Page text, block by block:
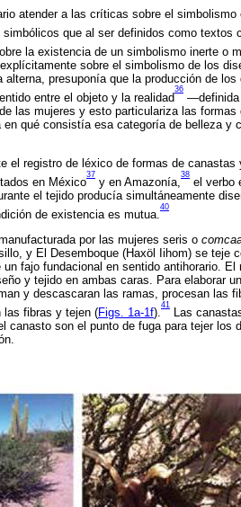
atender a las críticas sobre el simbolismo
que al ser definidos como textos
la existencia de un simbolismo inerte o
sobre el simbolismo de los
alterna, presuponía que la producción de
entre el objeto y la realidad
36
—definida
las mujeres y esto particulariza las
en qué consistía esa categoría de belleza
el registro de léxico de formas de
en México
37
y en Amazonía,
38
el verbo
el tejido producía simultáneamente
de existencia es mutua.
40
por las mujeres seris o
y El Desemboque (Haxöl Iihom) se teje
un fajo fundacional en sentido antihorario.
y tejido en ambas caras. Para elaborar
y descascaran las ramas, procesan las
las fibras y tejen (Figs. 1a-1f).
41
Las
canasto son el punto de fuga para tejer